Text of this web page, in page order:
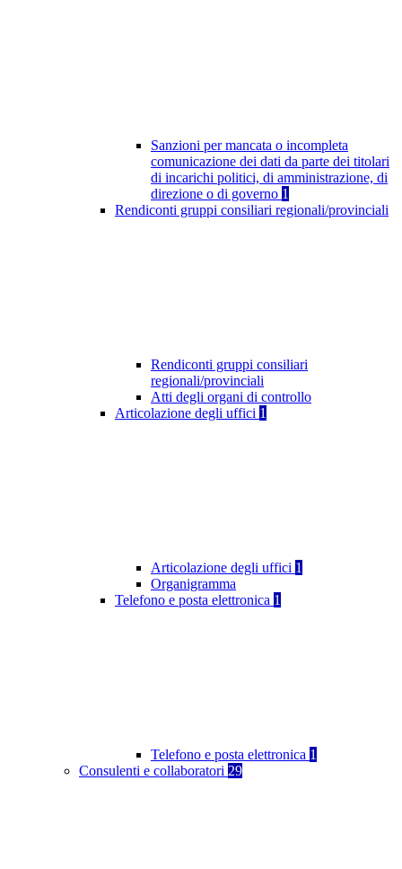
Sanzioni per mancata o incompleta
comunicazione dei dati da parte dei titolari
di incarichi politici, di amministrazione, di
direzione o di governo 1
Rendiconti gruppi consiliari regionali/provinciali
Rendiconti gruppi consiliari
regionali/provinciali
Atti degli organi di controllo
Articolazione degli uffici 1
Articolazione degli uffici 1
Organigramma
Telefono e posta elettronica 1
Telefono e posta elettronica 1
Consulenti e collaboratori 29